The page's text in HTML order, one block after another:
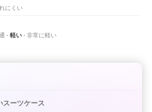
にくい
軽い 非常に軽い
スーツケース